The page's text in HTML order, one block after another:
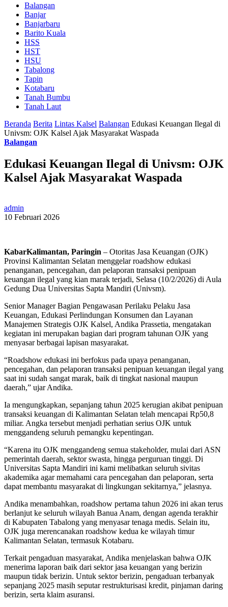
Balangan
Banjar
Banjarbaru
Barito Kuala
HSS
HST
HSU
Tabalong
Tapin
Kotabaru
Tanah Bumbu
Tanah Laut
Beranda Berita Lintas Kalsel Balangan Edukasi Keuangan Ilegal di
Univsm: OJK Kalsel Ajak Masyarakat Waspada
Balangan
Edukasi Keuangan Ilegal di Univsm: OJK
Kalsel Ajak Masyarakat Waspada
admin
10 Februari 2026
KabarKalimantan, Paringin – Otoritas Jasa Keuangan (OJK)
Provinsi Kalimantan Selatan menggelar roadshow edukasi
penanganan, pencegahan, dan pelaporan transaksi penipuan
keuangan ilegal yang kian marak terjadi, Selasa (10/2/2026) di Aula
Gedung Dua Universitas Sapta Mandiri (Univsm).
Senior Manager Bagian Pengawasan Perilaku Pelaku Jasa
Keuangan, Edukasi Perlindungan Konsumen dan Layanan
Manajemen Strategis OJK Kalsel, Andika Prassetia, mengatakan
kegiatan ini merupakan bagian dari program tahunan OJK yang
menyasar berbagai lapisan masyarakat.
“Roadshow edukasi ini berfokus pada upaya penanganan,
pencegahan, dan pelaporan transaksi penipuan keuangan ilegal yang
saat ini sudah sangat marak, baik di tingkat nasional maupun
daerah,” ujar Andika.
Ia mengungkapkan, sepanjang tahun 2025 kerugian akibat penipuan
transaksi keuangan di Kalimantan Selatan telah mencapai Rp50,8
miliar. Angka tersebut menjadi perhatian serius OJK untuk
menggandeng seluruh pemangku kepentingan.
“Karena itu OJK menggandeng semua stakeholder, mulai dari ASN
pemerintah daerah, sektor swasta, hingga perguruan tinggi. Di
Universitas Sapta Mandiri ini kami melibatkan seluruh sivitas
akademika agar memahami cara pencegahan dan pelaporan, serta
dapat membantu masyarakat di lingkungan sekitarnya,” jelasnya.
Andika menambahkan, roadshow pertama tahun 2026 ini akan terus
berlanjut ke seluruh wilayah Banua Anam, dengan agenda terakhir
di Kabupaten Tabalong yang menyasar tenaga medis. Selain itu,
OJK juga merencanakan roadshow kedua ke wilayah timur
Kalimantan Selatan, termasuk Kotabaru.
Terkait pengaduan masyarakat, Andika menjelaskan bahwa OJK
menerima laporan baik dari sektor jasa keuangan yang berizin
maupun tidak berizin. Untuk sektor berizin, pengaduan terbanyak
sepanjang 2025 masih seputar restrukturisasi kredit, pinjaman daring
berizin, serta klaim asuransi.